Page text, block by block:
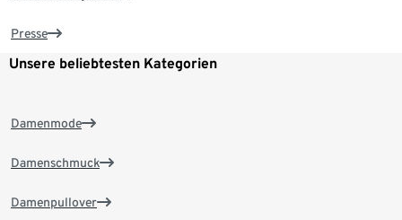
Presse
Unsere beliebtesten Kategorien
Damenmode
Damenschmuck
Damenpullover